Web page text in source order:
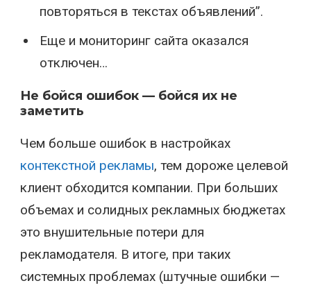
повторяться в текстах объявлений”.
Еще и мониторинг сайта оказался
отключен…
Не бойся ошибок — бойся их не
заметить
Чем больше ошибок в настройках
контекстной рекламы, тем дороже целевой
клиент обходится компании. При больших
объемах и солидных рекламных бюджетах
это внушительные потери для
рекламодателя. В итоге, при таких
системных проблемах (штучные ошибки —